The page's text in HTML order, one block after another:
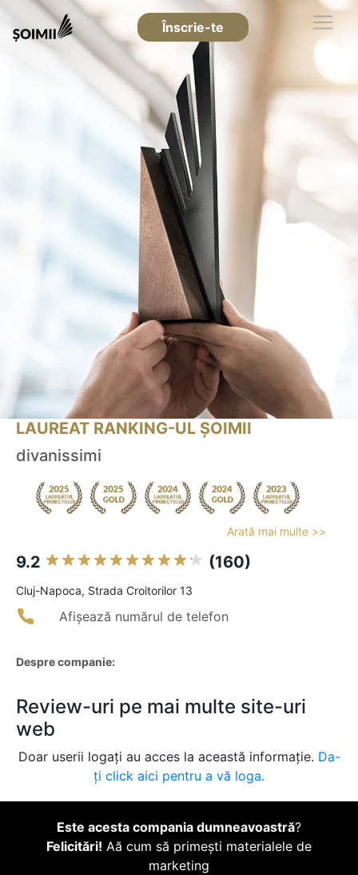
Înscrie-te
LAUREAT RANKING-UL ȘOIMII
divanissimi
Arată mai multe >>
9.2 (160)
Cluj-Napoca, Strada Croitorilor 13
Afișează numărul de telefon
Despre companie:
Review-uri pe mai multe site-uri
web
Doar userii logați au acces la această informație. Da-
ți click aici pentru a vă loga.
Este acesta compania dumneavoastră?
Felicitări! Aă cum să primești materialele de
marketing